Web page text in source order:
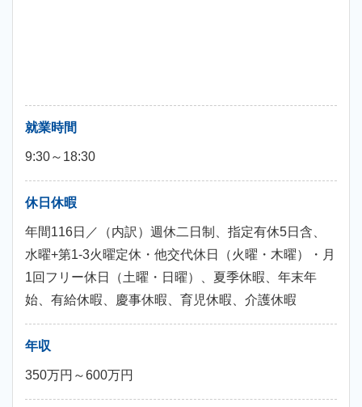
就業時間
9:30～18:30
休日休暇
年間116日／（内訳）週休二日制、指定有休5日含、
水曜+第1-3火曜定休・他交代休日（火曜・木曜）・月
1回フリー休日（土曜・日曜）、夏季休暇、年末年
始、有給休暇、慶事休暇、育児休暇、介護休暇
年収
350万円～600万円